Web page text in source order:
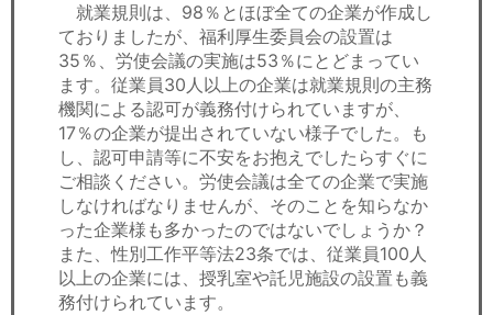
就業規則は、98％とほぼ全ての企業が作成し
ておりましたが、福利厚生委員会の設置は
35％、労使会議の実施は53％にとどまってい
ます。従業員30人以上の企業は就業規則の主務
機関による認可が義務付けられていますが、
17％の企業が提出されていない様子でした。も
し、認可申請等に不安をお抱えでしたらすぐに
ご相談ください。労使会議は全ての企業で実施
しなければなりませんが、そのことを知らなか
った企業様も多かったのではないでしょうか？
また、性別工作平等法23条では、従業員100人
以上の企業には、授乳室や託児施設の設置も義
務付けられています。